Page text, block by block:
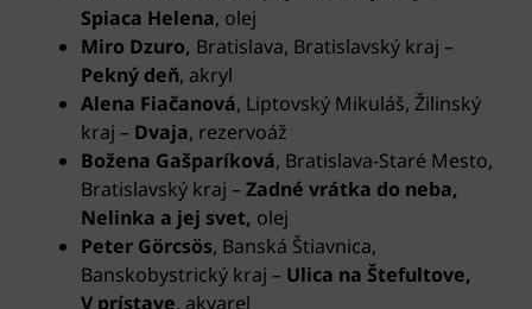
Spiaca Helena, olej
Miro Dzuro, Bratislava, Bratislavský kraj –
Pekný deň, akryl
Alena Fiačanová, Liptovský Mikuláš, Žilinský
kraj – Dvaja, rezervoáž
Božena Gašparíková, Bratislava-Staré Mesto,
Bratislavský kraj –Zadné vrátka do neba,
Nelinka a jej svet, olej
Peter Görcsös, Banská Štiavnica,
Banskobystrický kraj – Ulica na Štefultove,
V prístave, akvarel